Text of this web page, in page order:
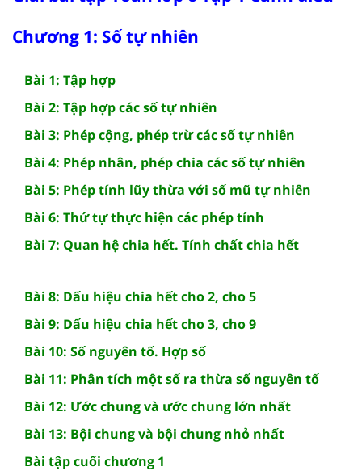
Chương 1: Số tự nhiên
Bài 1: Tập hợp
Bài 2: Tập hợp các số tự nhiên
Bài 3: Phép cộng, phép trừ các số tự nhiên
Bài 4: Phép nhân, phép chia các số tự nhiên
Bài 5: Phép tính lũy thừa với số mũ tự nhiên
Bài 6: Thứ tự thực hiện các phép tính
Bài 7: Quan hệ chia hết. Tính chất chia hết
Bài 8: Dấu hiệu chia hết cho 2, cho 5
Bài 9: Dấu hiệu chia hết cho 3, cho 9
Bài 10: Số nguyên tố. Hợp số
Bài 11: Phân tích một số ra thừa số nguyên tố
Bài 12: Ước chung và ước chung lớn nhất
Bài 13: Bội chung và bội chung nhỏ nhất
Bài tập cuối chương 1